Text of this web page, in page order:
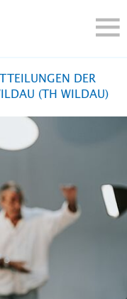
Moodle
DER
(TH WILDAU)